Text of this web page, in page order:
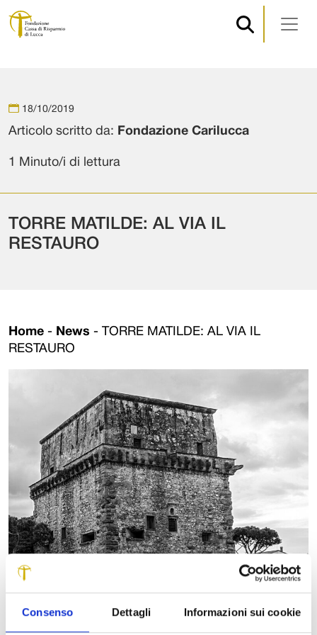
Consenso Dettagli Informazioni sui cookie
Navigazione principale
18/10/2019
Articolo scritto da: Fondazione Carilucca
1 Minuto/i di lettura
TORRE MATILDE: AL VIA IL
RESTAURO
Home - News -
TORRE MATILDE: AL VIA IL
RESTAURO